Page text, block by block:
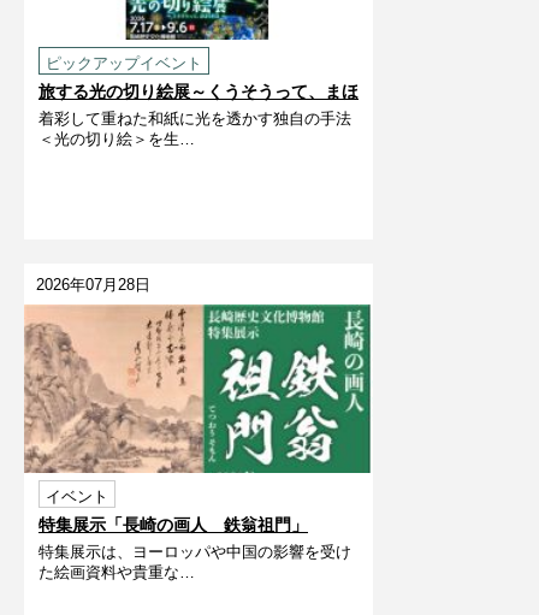
ピックアップイベント
旅する光の切り絵展～くうそうって、まほ
うだよ～
着彩して重ねた和紙に光を透かす独自の手法
＜光の切り絵＞を生…
2026年07月28日
イベント
特集展示「長崎の画人 鉄翁祖門」
特集展示は、ヨーロッパや中国の影響を受け
た絵画資料や貴重な…